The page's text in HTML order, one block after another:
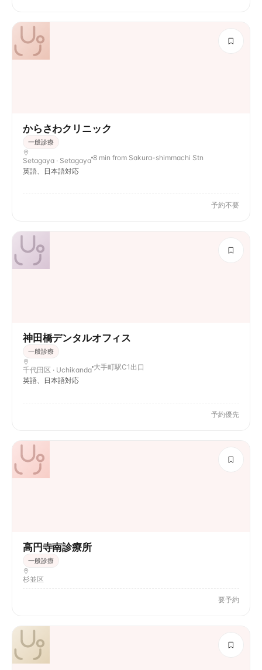
からさわクリニック
一般診療
Setagaya · Setagaya 8 min from Sakura-shimmachi Stn
英語、日本語対応
予約不要
神田橋デンタルオフィス
一般診療
千代田区 · Uchikanda 大手町駅C1出口
英語、日本語対応
予約優先
高円寺南診療所
一般診療
杉並区
要予約